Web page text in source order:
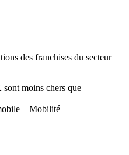
des franchises du secteur
moins chers que
– Mobilité